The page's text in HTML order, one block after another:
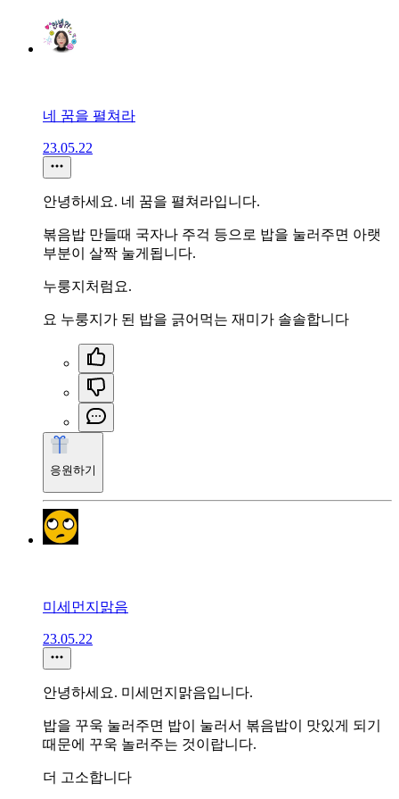
네 꿈을 펼쳐라
23.05.22
안녕하세요. 네 꿈을 펼쳐라입니다.
볶음밥 만들때 국자나 주걱 등으로 밥을 눌러주면 아랫
부분이 살짝 눌게됩니다.
누룽지처럼요.
요 누룽지가 된 밥을 긁어먹는 재미가 솔솔합니다
응원하기
미세먼지맑음
23.05.22
안녕하세요. 미세먼지맑음입니다.
밥을 꾸욱 눌러주면 밥이 눌러서 볶음밥이 맛있게 되기
때문에 꾸욱 놀러주는 것이랍니다.
더 고소합니다